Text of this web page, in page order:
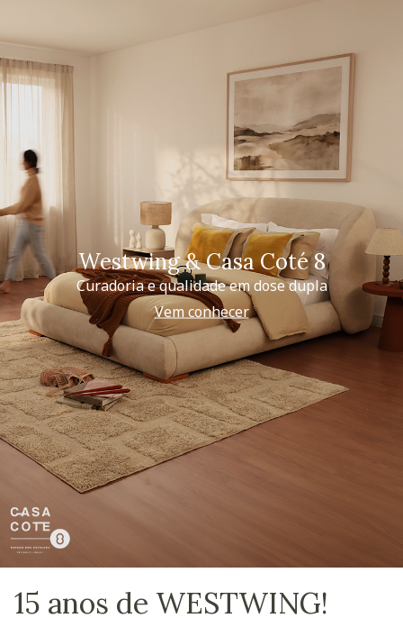
Westwing & Casa Coté 8
Curadoria e qualidade em dose dupla
Vem conhecer
15 anos de WESTWING!